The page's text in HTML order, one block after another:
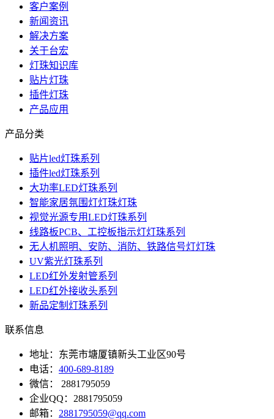
客户案例
新闻资讯
解决方案
关于台宏
灯珠知识库
贴片灯珠
插件灯珠
产品应用
产品分类
贴片led灯珠系列
插件led灯珠系列
大功率LED灯珠系列
智能家居氛围灯灯珠灯珠
视觉光源专用LED灯珠系列
线路板PCB、工控板指示灯灯珠系列
无人机照明、安防、消防、铁路信号灯灯珠
UV紫光灯珠系列
LED红外发射管系列
LED红外接收头系列
新品定制灯珠系列
联系信息
地址：东莞市塘厦镇新头工业区90号
电话： 400-689-8189
微信： 2881795059
企业QQ：2881795059
邮箱： 2881795059@qq.com